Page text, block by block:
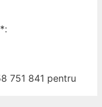
751 841 pentru